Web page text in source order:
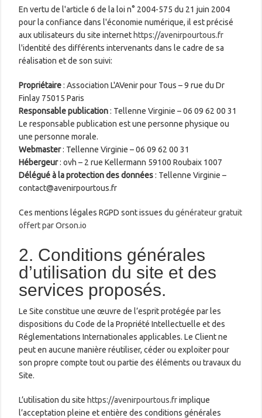
En vertu de l'article 6 de la loi n° 2004-575 du 21 juin 2004
pour la confiance dans l'économie numérique, il est précisé
aux utilisateurs du site internethttps://avenirpourtous.fr
l'identité des différents intervenants dans le cadre de sa
réalisation et de son suivi:
Propriétaire: Association L'AVenir pour Tous – 9 rue du Dr
Finlay 75015 Paris
Responsable publication: Tellenne Virginie – 06 09 62 00 31
Le responsable publication est une personne physique ou
une personne morale.
Webmaster: Tellenne Virginie – 06 09 62 00 31
Hébergeur: ovh – 2 rue Kellermann 59100 Roubaix 1007
Délégué à la protection des données: Tellenne Virginie –
contact@avenirpourtous.fr
Ces mentions légales RGPD sont issues dugénérateur gratuit
offert par Orson.io
2. Conditions générales
d’utilisation du site et des
services proposés.
Le Site constitue une œuvre de l’esprit protégée par les
dispositions du Code de la Propriété Intellectuelle et des
Réglementations Internationales applicables. Le Client ne
peut en aucune manière réutiliser, céder ou exploiter pour
son propre compte tout ou partie des éléments ou travaux du
Site.
L’utilisation du sitehttps://avenirpourtous.frimplique
l’acceptation pleine et entière des conditions générales